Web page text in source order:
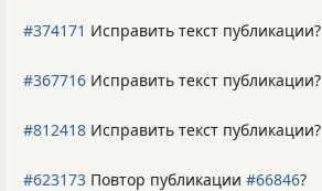
#374171 Исправить текст публикации?
#367716 Исправить текст публикации?
#812418 Исправить текст публикации?
#623173 Повтор публикации #66846?